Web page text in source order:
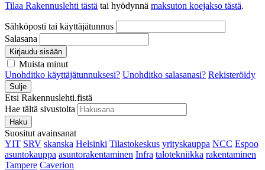
Tilaa Rakennuslehti tästä tai hyödynnä maksuton koejakso tästä.
Sähköposti tai käyttäjätunnus
Salasana
Kirjaudu sisään
Muista minut
Unohditko käyttäjätunnuksesi? Unohditko salasanasi? Rekisteröidy
Sulje
Etsi Rakennuslehti.fistä
Hae tältä sivustolta
Haku
Suositut avainsanat
YIT SRV skanska Helsinki Tilastokeskus yrityskauppa NCC Espoo
asuntokauppa asuntorakentaminen Infra talotekniikka rakentaminen
Tampere Caverion